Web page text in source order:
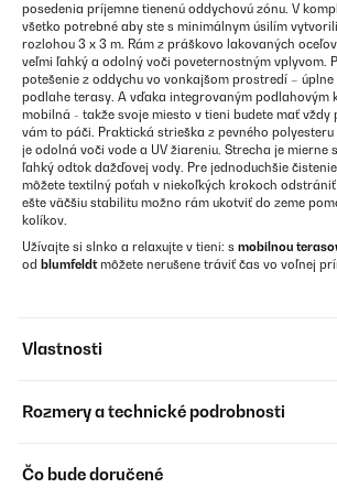
posedenia príjemne tienenú oddychovú zónu. V
všetko potrebné aby ste s minimálnym úsilím
rozlohou 3 x 3 m. Rám z práškovo lakovaných
veľmi ľahký a odolný voči poveternostným vplyvom.
potešenie z oddychu vo vonkajšom prostredí –
podlahe terasy. A vďaka integrovaným podlahovým
mobilná - takže svoje miesto v tieni budete mať vždy
vám to páči. Praktická strieška z pevného
je odolná voči vode a UV žiareniu. Strecha je mierne
ľahký odtok dažďovej vody. Pre jednoduchšie
môžete textilný poťah v niekoľkých krokoch
ešte väčšiu stabilitu možno rám ukotviť do zeme
kolíkov.
Užívajte si slnko a relaxujte v tieni: s mobilnou
od blumfeldtmôžete nerušene tráviť čas vo voľnej
Vlastnosti
Rozmery a technické podrobnosti
Čo bude doručené